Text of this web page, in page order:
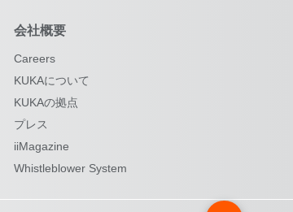
会社概要
Careers
KUKAについて
KUKAの拠点
プレス
iiMagazine
Whistleblower System